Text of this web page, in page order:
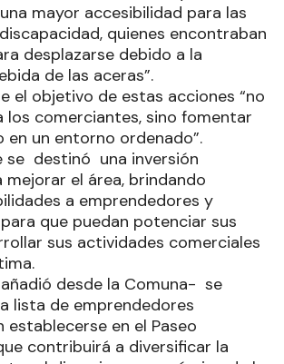
mayor accesibilidad para las
quienes encontraban
desplazarse debido a la
de las aceras”.
el objetivo de estas acciones “no
los comerciantes, sino fomentar
en un entorno ordenado”.
se destinó una inversión
mejorar el área, brindando
a emprendedores y
que puedan potenciar sus
sus actividades comerciales
desde la Comuna- se
lista de emprendedores
establecerse en el Paseo
contribuirá a diversificar la